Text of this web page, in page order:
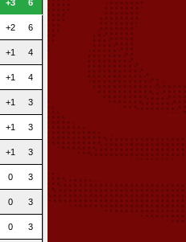
+3 6
+2 6
+1 4
+1 4
+1 3
+1 3
+1 3
0 3
0 3
0 3